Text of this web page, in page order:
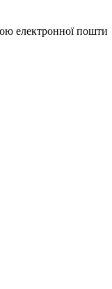
електронної пошти